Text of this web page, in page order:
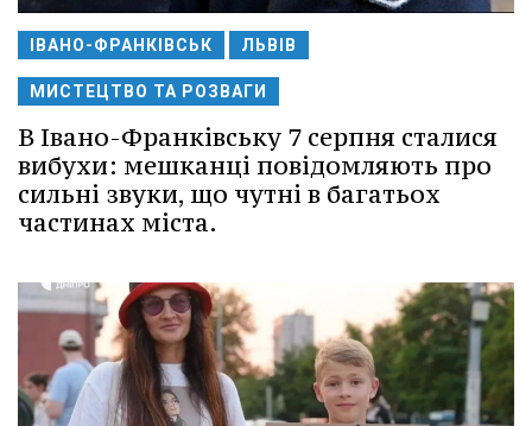
ІВАНО-ФРАНКІВСЬК ЛЬВІВ
МИСТЕЦТВО ТА РОЗВАГИ
В Івано-Франківську 7 серпня сталися
вибухи: мешканці повідомляють про
сильні звуки, що чутні в багатьох
частинах міста.